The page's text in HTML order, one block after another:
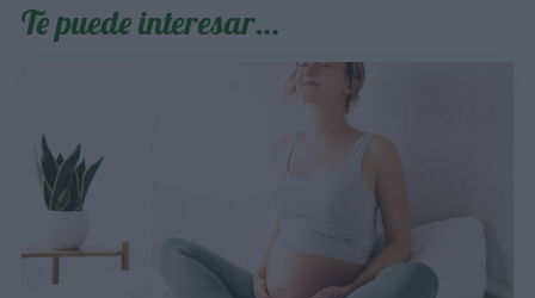
Te puede interesar…